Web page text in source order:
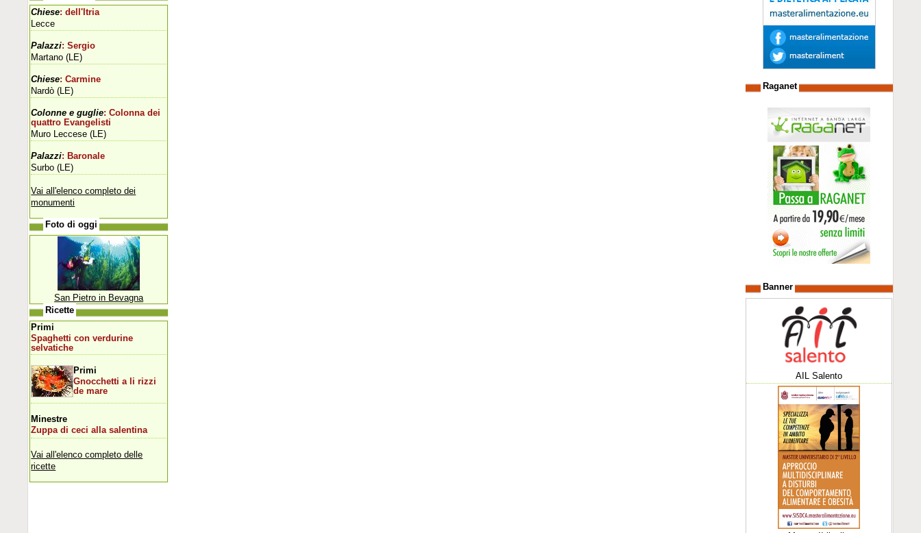
Chiese: dell'Itria
Lecce
Palazzi: Sergio
Martano (LE)
Chiese: Carmine
Nardò (LE)
Colonne e guglie: Colonna dei
quattro Evangelisti
Muro Leccese (LE)
Palazzi: Baronale
Surbo (LE)
Vai all'elenco completo dei
monumenti
Foto di oggi
San Pietro in Bevagna
Ricette
Primi
Spaghetti con verdurine
selvatiche
Primi
Gnocchetti a li rizzi
de mare
Minestre
Zuppa di ceci alla salentina
Vai all'elenco completo delle
ricette
Raganet
Banner
AIL Salento